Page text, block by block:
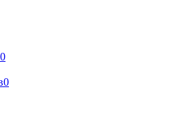
0
0